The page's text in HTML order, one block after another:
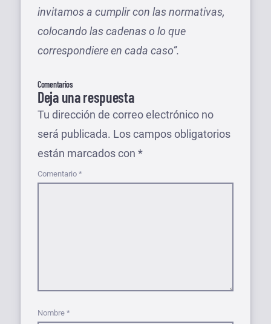
invitamos a cumplir con las normativas,
colocando las cadenas o lo que
correspondiere en cada caso”.
Comentarios
Deja una respuesta
Tu dirección de correo electrónico no
será publicada. Los campos obligatorios
están marcados con *
Comentario *
Nombre *